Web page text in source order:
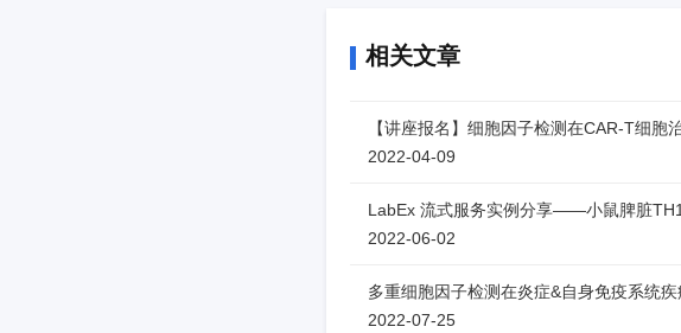
相关文章
【讲座报名】细胞因子检测在CAR-T细胞
2022-04-09
LabEx 流式服务实例分享——小鼠脾脏
2022-06-02
多重细胞因子检测在炎症&自身免疫系统
2022-07-25